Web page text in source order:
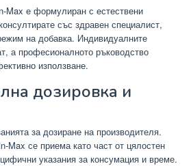
Max е формулиран с естествени
със здравен специалист,
на добавка. Индивидуалните
а професионалното ръководство
използване.
дозировка и
за дозиране на производителя.
Max се приема като част от цялостен
указания за консумация и време.